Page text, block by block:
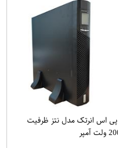
پی اس انرتک مدل نتز ظرفیت
آمپر